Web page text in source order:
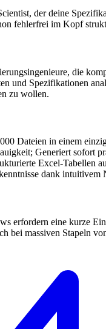
der deine
fehlerfrei im Kopf
die
und Spezifikationen
zu wollen.
Dateien in einem
Generiert sofort
Excel-Tabellen
dank intuitivem
erfordern eine kurze
bei massiven Stapeln